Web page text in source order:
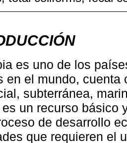
es uno de los
en el mundo,
subterránea,
un recurso básico
de desarrollo
que requieren el